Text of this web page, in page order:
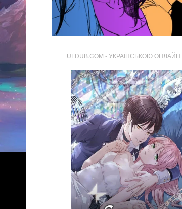
UFDUB.COM - УКРАЇНСЬКОЮ ОНЛАЙН
1 875
Переглядів